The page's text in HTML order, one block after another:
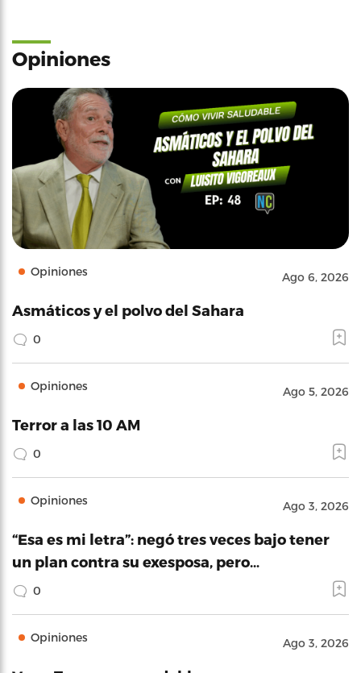
Opiniones
Opiniones Ago 6, 2026
Asmáticos y el polvo del Sahara
0
Opiniones Ago 5, 2026
Terror a las 10 AM
0
Opiniones Ago 3, 2026
“Esa es mi letra”: negó tres veces bajo tener
un plan contra su exesposa, pero…
0
Opiniones Ago 3, 2026